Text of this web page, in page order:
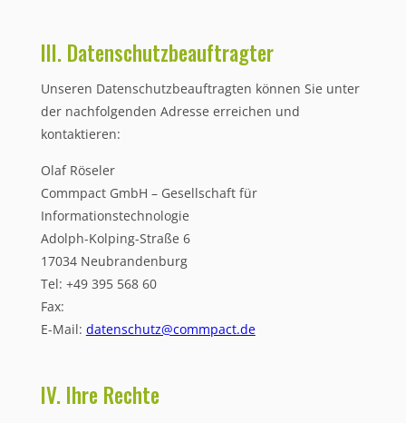
III. Datenschutzbeauftragter
Unseren Datenschutzbeauftragten können Sie unter
der nachfolgenden Adresse erreichen und
kontaktieren:
Olaf Röseler
Commpact GmbH – Gesellschaft für
Informationstechnologie
Adolph-Kolping-Straße 6
17034 Neubrandenburg
Tel: +49 395 568 60
Fax:
E-Mail: datenschutz@commpact.de
IV. Ihre Rechte